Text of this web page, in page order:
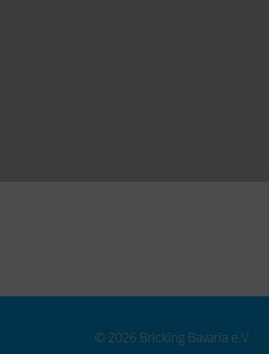
© 2026 Bricking Bavaria e.V.